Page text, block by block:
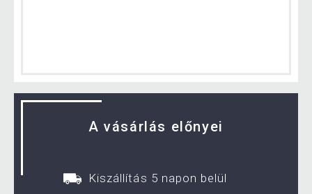
A vásárlás előnyei
Kiszállítás 5 napon belül